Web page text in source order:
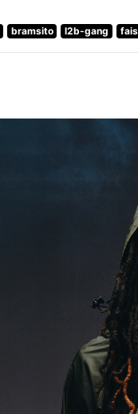
bramsito l2b-gang